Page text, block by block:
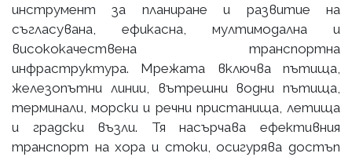
инструмент за планиране и развитие на
съгласувана, ефикасна, мултимодална и
висококачествена транспортна
инфраструктура. Мрежата включва пътища,
железопътни линии, вътрешни водни пътища,
терминали, морски и речни пристанища, летища
и градски възли. Тя насърчава ефективния
транспорт на хора и стоки, осигурява достъп